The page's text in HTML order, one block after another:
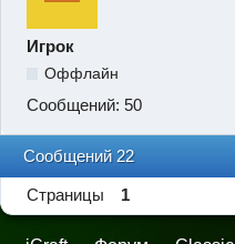
Игрок
Оффлайн
Сообщений: 50
Сообщений 22
Страницы 1